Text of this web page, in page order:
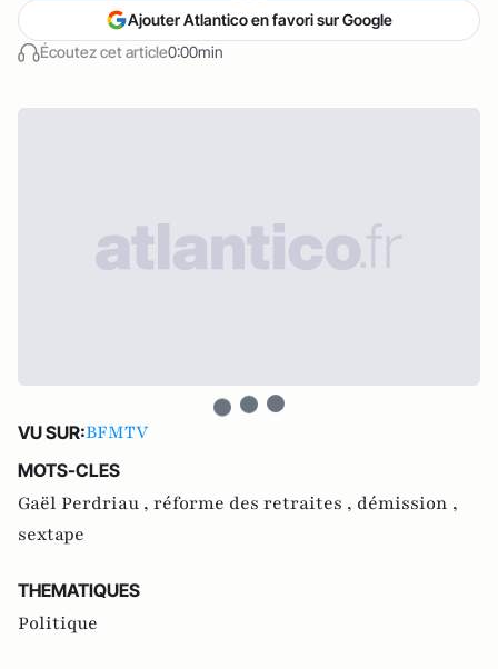
Écoutez cet article0:00min
Ajouter Atlantico en favori sur Google
VU SUR:BFMTV
MOTS-CLES
Gaël Perdriau , réforme des retraites , démission ,
sextape
THEMATIQUES
Politique